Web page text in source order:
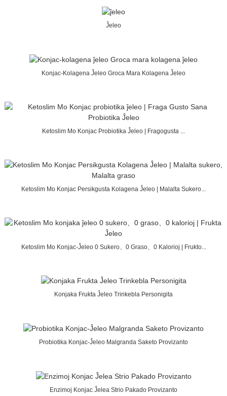
Ĵeleo
Konjac-Kolagena Ĵeleo Groca Mara Kolagena Ĵeleo
Ketoslim Mo Konjac Probiotika Ĵeleo | Fragogusta ...
Ketoslim Mo Konjac Persikgusta Kolagena Ĵeleo | Malalta Sukero...
Ketoslim Mo Konjac-Ĵeleo 0 Sukero、0 Graso、0 Kalorioj | Frukto...
Konjaka Frukta Ĵeleo Trinkebla Personigita
Probiotika Konjac-Ĵeleo Malgranda Saketo Provizanto
Enzimoj Konjac Ĵelea Strio Pakado Provizanto